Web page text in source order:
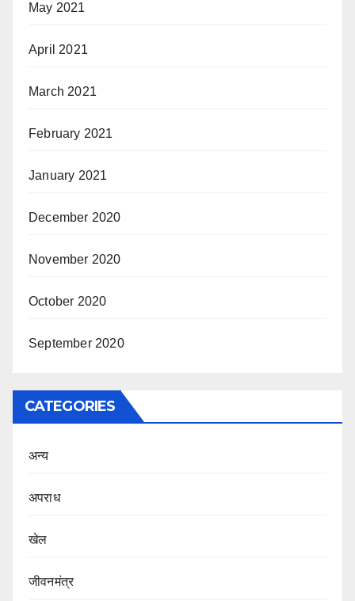
May 2021
April 2021
March 2021
February 2021
January 2021
December 2020
November 2020
October 2020
September 2020
CATEGORIES
अन्य
अपराध
खेल
जीवनमंत्र